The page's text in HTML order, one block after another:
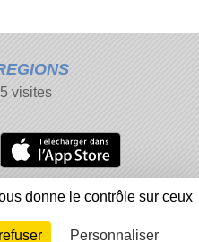
visites
des cookies
un contenu inapproprié
Connexion
donne le contrôle sur ceux
Personnaliser